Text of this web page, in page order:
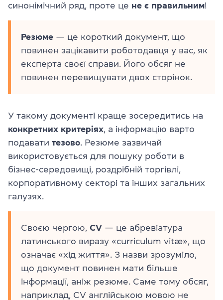
синонімічний ряд, проте це не є правильним!
Резюме — це короткий документ, що
повинен зацікавити роботодавця у вас, як
експерта своєї справи. Його обсяг не
повинен перевищувати двох сторінок.
У такому документі краще зосередитись на
конкретних критеріях , а інформацію варто
подавати тезово . Резюме зазвичай
використовується для пошуку роботи в
бізнес-середовищі, роздрібній торгівлі,
корпоративному секторі та інших загальних
галузях.
Своєю чергою, CV — це абревіатура
латинського виразу «curriculum vitæ», що
означає «хід життя». З назви зрозуміло,
що документ повинен мати більше
інформації, аніж резюме. Саме тому обсяг,
наприклад, CV англійською мовою не